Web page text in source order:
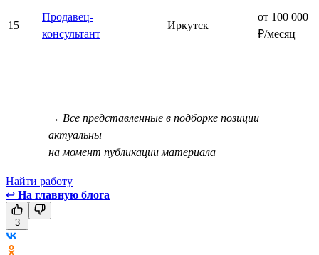
15
Продавец-
консультант
Иркутск
от 100 000
₽/месяц
→ Все представленные в подборке позиции
актуальны
на момент публикации материала
Найти работу
↩ На главную блога
3